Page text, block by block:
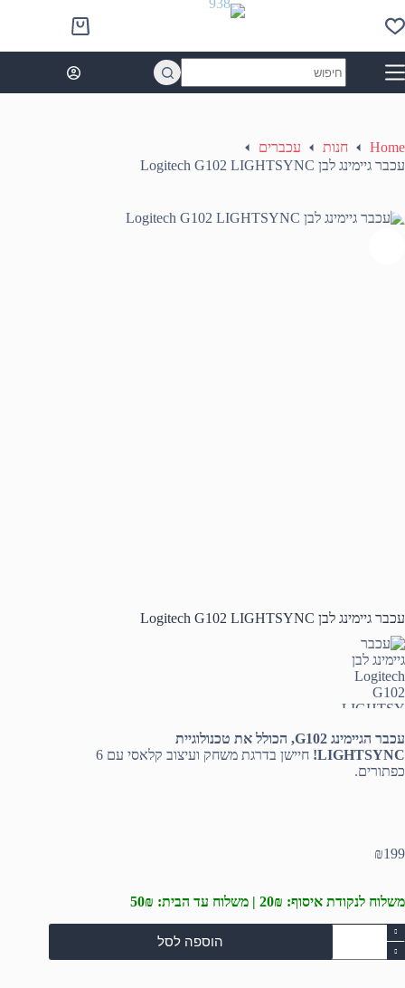
to
content
Shopping
cart
results
Home חנות
עכברים
עכבר גיימינג לבן Logitech G102 LIGHTSYNC
עכבר גיימינג לבן Logitech G102 LIGHTSYNC
עכבר הגיימינג G102, הכולל את טכנולוגיית
LIGHTSYNC!
חיישן בדרגת משחק ועיצוב קלאסי עם 6
כפתורים.
₪199
משלוח לנקודת איסוף: 20₪ | משלוח עד הבית: 50₪
כמות
של
עכבר
הוספה לסל